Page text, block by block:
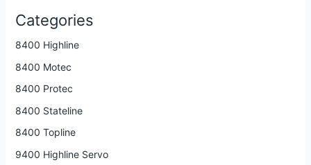
Categories
8400 Highline
8400 Motec
8400 Protec
8400 Stateline
8400 Topline
9400 Highline Servo